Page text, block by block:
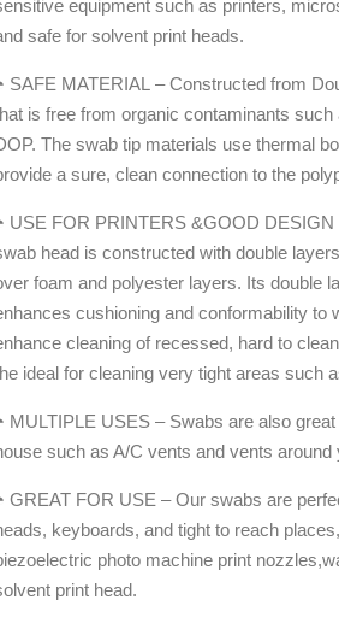
equipment such as printers,
safe for solvent print heads.
◔ SAFE MATERIAL – Constructed from
is free from organic contaminants
The swab tip materials use thermal
a sure, clean connection to the
◔ USE FOR PRINTERS &GOOD
head is constructed with double
foam and polyester layers. Its double
cushioning and conformability to
cleaning of recessed, hard to
ideal for cleaning very tight areas such
◔ MULTIPLE USES – Swabs are also
such as A/C vents and vents around
◔ GREAT FOR USE – Our swabs are
keyboards, and tight to reach
photo machine print
print head.